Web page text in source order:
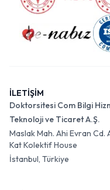
İLETİŞİM
Doktorsitesi Com Bilgi
Teknoloji ve Ticaret A.Ş.
Maslak Mah. Ahi Evran Cd.
Kat Kolektif House
İstanbul, Türkiye